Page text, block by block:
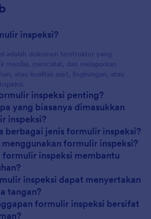
inspeksi?
adalah dokumen terstruktur yang
menilai, mencatat, dan melaporkan
atau kualitas aset, lingkungan, atau
inspeksi penting?
yang biasanya dimasukkan
inspeksi?
berbagai jenis formulir inspeksi?
menggunakan formulir inspeksi?
formulir inspeksi membantu
inspeksi dapat menyertakan
tangan?
formulir inspeksi bersifat